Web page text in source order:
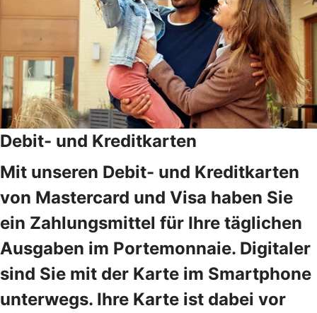
Debit- und Kreditkarten
Mit unseren Debit- und Kreditkarten
von Mastercard und Visa haben Sie
ein Zahlungsmittel für Ihre täglichen
Ausgaben im Portemonnaie. Digitaler
sind Sie mit der Karte im Smartphone
unterwegs. Ihre Karte ist dabei vor